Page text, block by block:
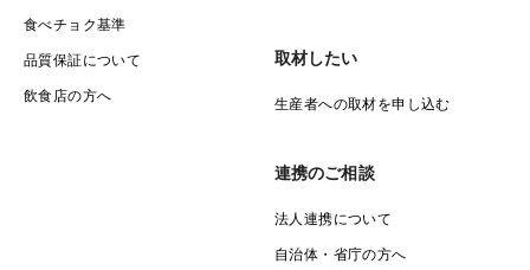
ので、
【波の状況や風の状態】により漁に出れない場合もござ
食べチョク基準
品質保証について
飲食店の方へ
取材したい
生産者への取材を申し込む
連携のご相談
法人連携について
自治体・省庁の方へ